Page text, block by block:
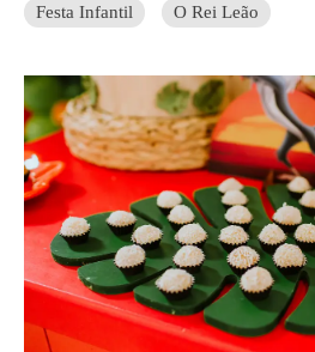
Festa Infantil
O Rei Leão